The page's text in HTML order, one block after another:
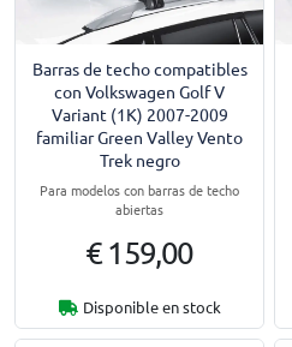
Barras de techo compatibles
con Volkswagen Golf V
Variant (1K) 2007-2009
familiar Green Valley Vento
Trek negro
Para modelos con barras de techo
abiertas
€ 159,00
Disponible en stock